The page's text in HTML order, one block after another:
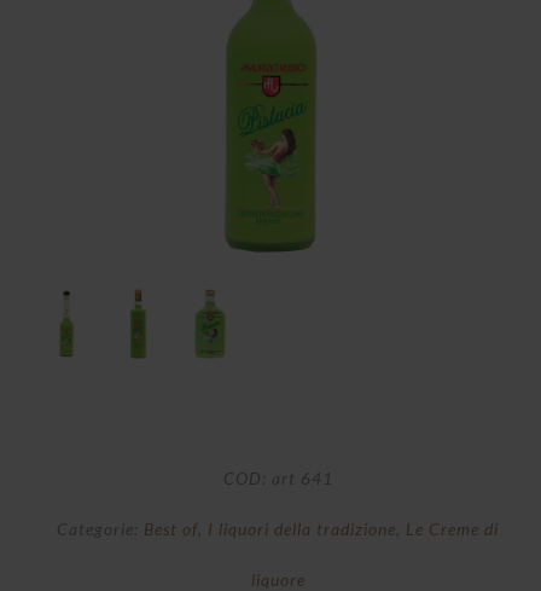
COD: art 641
Categorie: Best of I liquori della tradizione Le Creme di
liquore